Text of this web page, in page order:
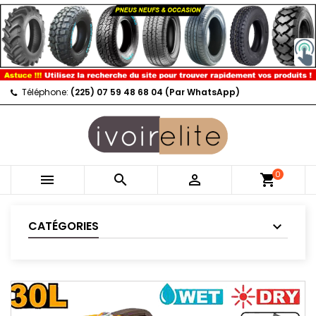
Téléphone: (225) 07 59 48 68 04 (Par WhatsApp)
   shopping_cart0
CATÉGORIES